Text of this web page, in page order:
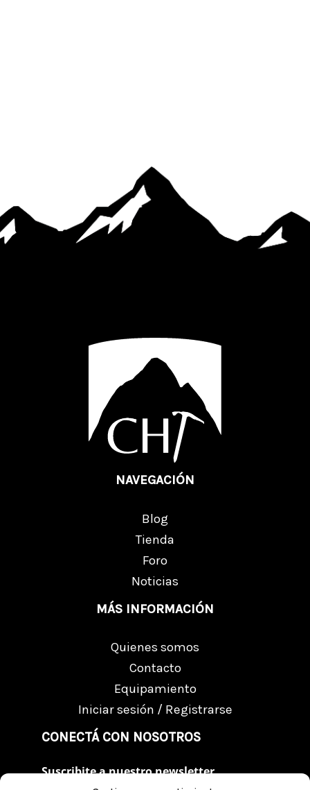
NAVEGACIÓN
Blog
Tienda
Foro
Noticias
MÁS INFORMACIÓN
Quienes somos
Contacto
Equipamiento
Iniciar sesión / Registrarse
CONECTÁ CON NOSOTROS
Suscribite a nuestro newsletter